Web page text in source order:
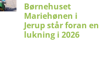
Børnehuset
Mariehønen i
Jerup står foran en
lukning i 2026